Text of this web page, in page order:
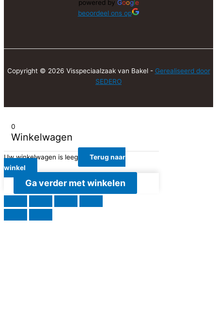
powered by Google
beoordeel ons op
Copyright © 2026 Visspeciaalzaak van Bakel - Gerealiseerd door
SEDERO
0
Winkelwagen
Uw winkelwagen is leeg
Terug naar
winkel
Ga verder met winkelen